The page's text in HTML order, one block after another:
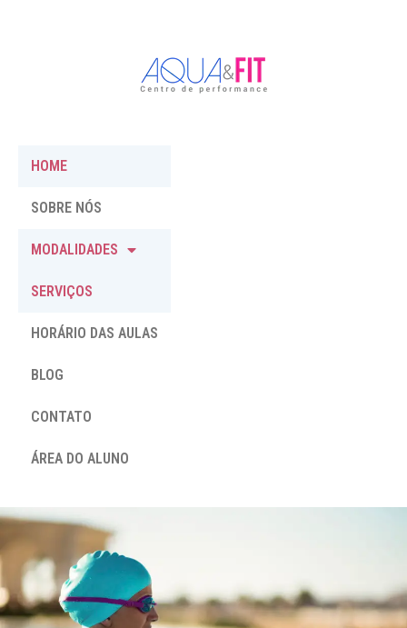
HOME
SOBRE NÓS
MODALIDADES
SERVIÇOS
HORÁRIO DAS AULAS
BLOG
CONTATO
ÁREA DO ALUNO